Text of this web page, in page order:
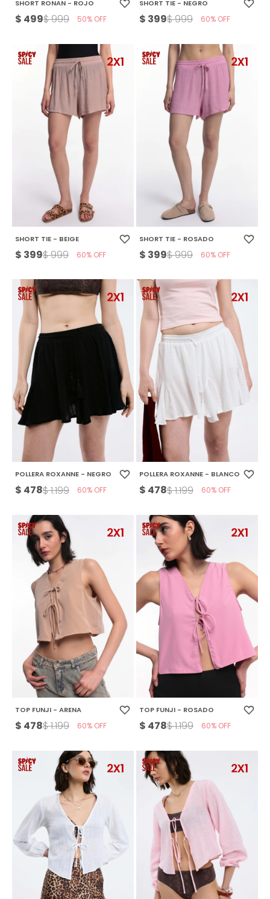
SHORT RONAN - ROJO
$ 499$999 50
SHORT TIE - NEGRO
$ 399$999 60
SHORT TIE - BEIGE
$ 399$999 60
SHORT TIE - ROSADO
$ 399$999 60
POLLERA ROXANNE - NEGRO
$ 478$1.199 60
POLLERA ROXANNE - BLANCO
$ 478$1.199 60
TOP FUNJI - ARENA
$ 478$1.199 60
TOP FUNJI - ROSADO
$ 478$1.199 60